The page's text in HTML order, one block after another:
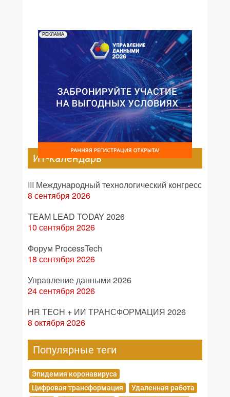
РЕКЛАМА
ИТ-календарь
III Международный технологический конгресс
8 сентября 2026
TEAM LEAD TODAY 2026
10 сентября 2026
Форум ProcessTech
18 сентября 2026
Управление данными 2026
24 сентября 2026
HR TECH + ИИ ТРАНСФОРМАЦИЯ 2026
8 октября 2026
Популярные теги
Эпидемия коронавируса
Цифровая трансформация
Удаленная работа